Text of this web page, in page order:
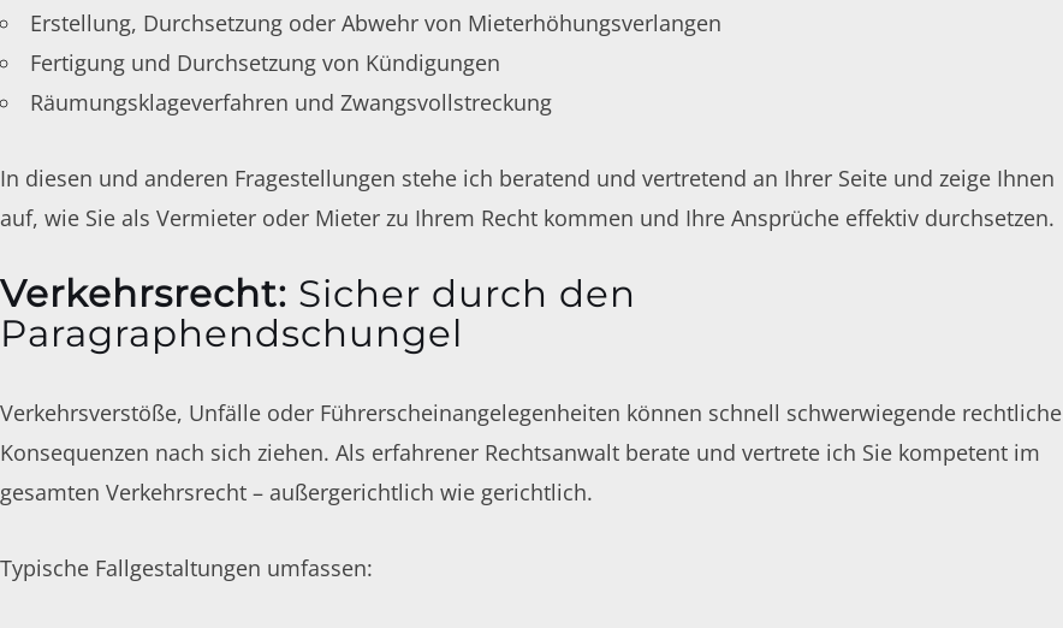
Erstellung, Durchsetzung oder Abwehr von Mieterhöhungsverlangen
Fertigung und Durchsetzung von Kündigungen
Räumungsklageverfahren und Zwangsvollstreckung
In diesen und anderen Fragestellungen stehe ich beratend und vertretend an Ihrer Seite und zeige Ihnen
auf, wie Sie als Vermieter oder Mieter zu Ihrem Recht kommen und Ihre Ansprüche effektiv durchsetzen.
Verkehrsrecht: Sicher durch den
Paragraphendschungel
Verkehrsverstöße, Unfälle oder Führerscheinangelegenheiten können schnell schwerwiegende rechtliche
Konsequenzen nach sich ziehen. Als erfahrener Rechtsanwalt berate und vertrete ich Sie kompetent im
gesamten Verkehrsrecht – außergerichtlich wie gerichtlich.
Typische Fallgestaltungen umfassen: